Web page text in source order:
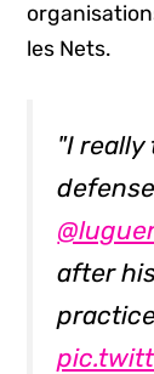
les Nets.
"I
after